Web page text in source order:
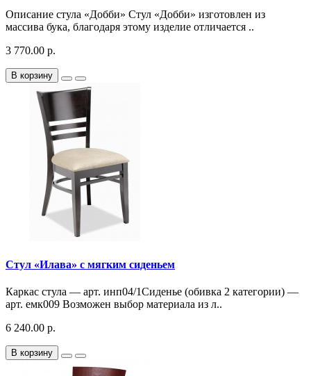
Описание стула «Добби» Стул «Добби» изготовлен из
массива бука, благодаря этому изделие отличается ..
3 770.00 р.
В корзину
Стул «Илава» с мягким сиденьем
Каркас стула — арт. инп04/1Сиденье (обивка 2 категории) —
арт. емк009 Возможен выбор материала из л..
6 240.00 р.
В корзину